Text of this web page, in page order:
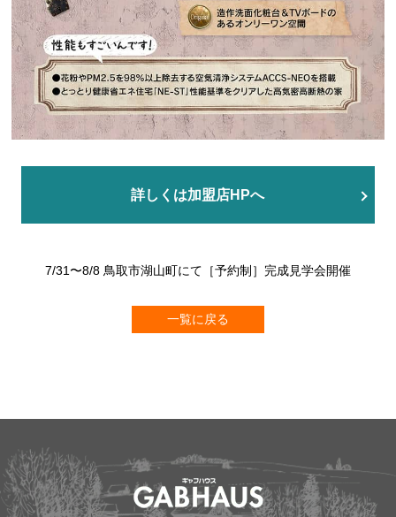
詳しくは加盟店HPへ
7/31〜8/8 鳥取市湖山町にて［予約制］完成見学会開催
一覧に戻る